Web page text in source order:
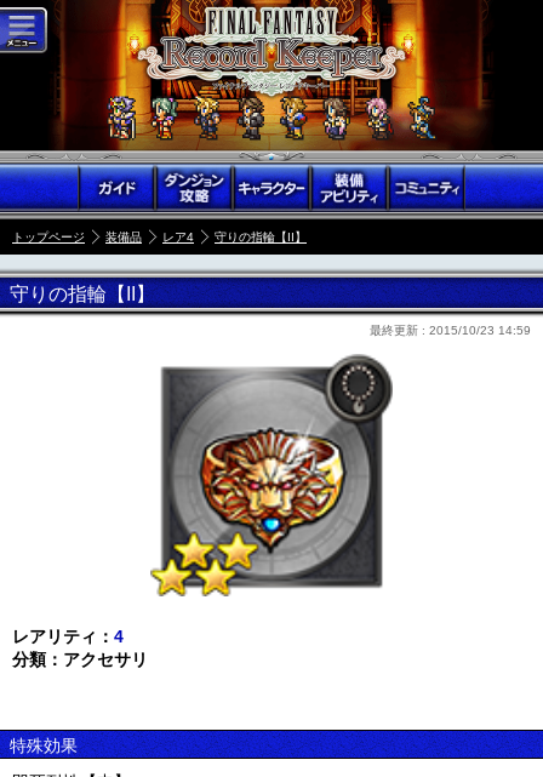
トップページ 装備品 レア4 守りの指輪【II】
守りの指輪【II】
最終更新 : 2015/10/23 14:59
レアリティ： 4
分類：アクセサリ
特殊効果